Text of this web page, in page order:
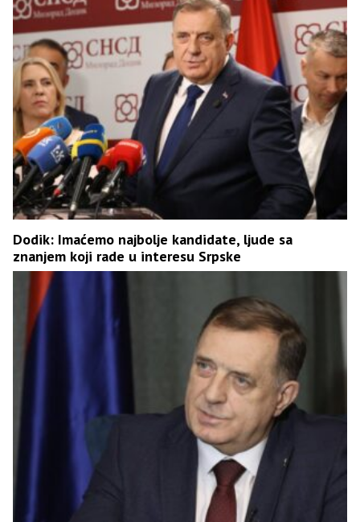
Dodik: Imaćemo najbolje kandidate, ljude sa
znanjem koji rade u interesu Srpske